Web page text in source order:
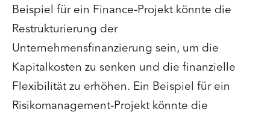
Beispiel für ein Finance-Projekt könnte die
Restrukturierung der
Unternehmensfinanzierung sein, um die
Kapitalkosten zu senken und die finanzielle
Flexibilität zu erhöhen. Ein Beispiel für ein
Risikomanagement-Projekt könnte die